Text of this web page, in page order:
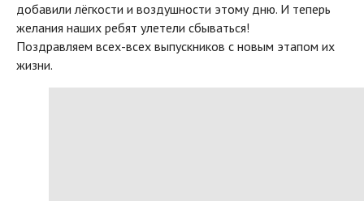
добавили лёгкости и воздушности этому дню. И теперь
желания наших ребят улетели сбываться!
Поздравляем всех-всех выпускников с новым этапом их
жизни.